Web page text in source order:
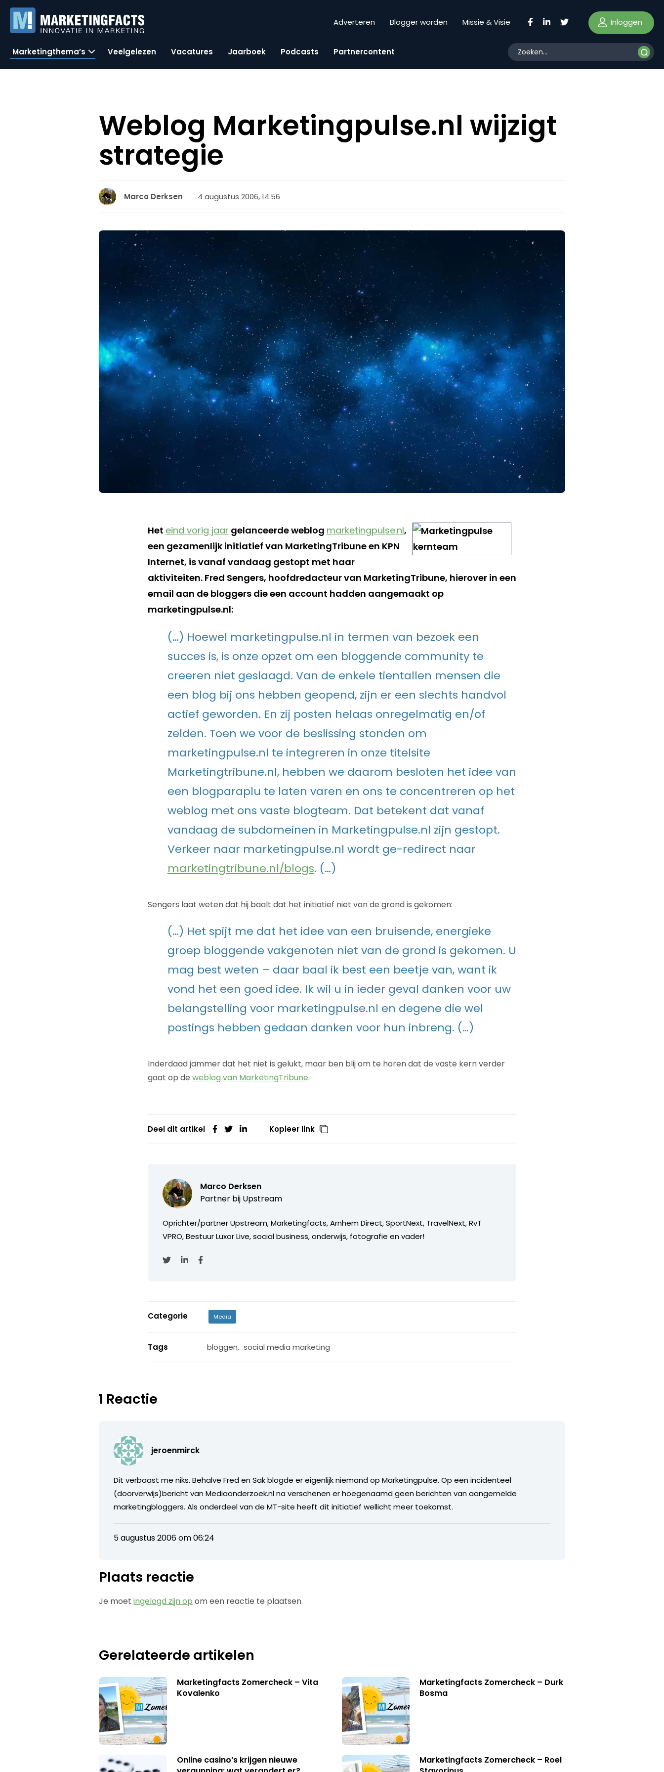
Adverteren Blogger worden Missie & Visie Inloggen
Marketingthema’s Veelgelezen Vacatures Jaarboek Podcasts Partnercontent
Weblog Marketingpulse.nl wijzigt
strategie
Marco Derksen 4 augustus 2006, 14:56
Het eind vorig jaar gelanceerde weblog marketingpulse.nl,
een gezamenlijk initiatief van MarketingTribune en KPN
Internet, is vanaf vandaag gestopt met haar
aktiviteiten. Fred Sengers, hoofdredacteur van MarketingTribune, hierover in een
email aan de bloggers die een account hadden aangemaakt op
marketingpulse.nl:
(…) Hoewel marketingpulse.nl in termen van bezoek een
succes is, is onze opzet om een bloggende community te
creeren niet geslaagd. Van de enkele tientallen mensen die
een blog bij ons hebben geopend, zijn er een slechts handvol
actief geworden. En zij posten helaas onregelmatig en/of
zelden. Toen we voor de beslissing stonden om
marketingpulse.nl te integreren in onze titelsite
Marketingtribune.nl, hebben we daarom besloten het idee van
een blogparaplu te laten varen en ons te concentreren op het
weblog met ons vaste blogteam. Dat betekent dat vanaf
vandaag de subdomeinen in Marketingpulse.nl zijn gestopt.
Verkeer naar marketingpulse.nl wordt ge-redirect naar
marketingtribune.nl/blogs. (…)
Sengers laat weten dat hij baalt dat het initiatief niet van de grond is gekomen:
(…) Het spijt me dat het idee van een bruisende, energieke
groep bloggende vakgenoten niet van de grond is gekomen. U
mag best weten – daar baal ik best een beetje van, want ik
vond het een goed idee. Ik wil u in ieder geval danken voor uw
belangstelling voor marketingpulse.nl en degene die wel
postings hebben gedaan danken voor hun inbreng. (…)
Inderdaad jammer dat het niet is gelukt, maar ben blij om te horen dat de vaste kern verder
gaat op de weblog van MarketingTribune.
Deel dit artikel Kopieer link
Marco Derksen
Partner bij Upstream
Oprichter/partner Upstream, Marketingfacts, Arnhem Direct, SportNext, TravelNext, RvT
VPRO, Bestuur Luxor Live, social business, onderwijs, fotografie en vader!
Categorie Media
Tags bloggen, social media marketing
1 Reactie
jeroenmirck
Dit verbaast me niks. Behalve Fred en Sak blogde er eigenlijk niemand op Marketingpulse. Op een incidenteel
(doorverwijs)bericht van Mediaonderzoek.nl na verschenen er hoegenaamd geen berichten van aangemelde
marketingbloggers. Als onderdeel van de MT-site heeft dit initiatief wellicht meer toekomst.
5 augustus 2006 om 06:24
Plaats reactie
Je moetingelogd zijn op om een reactie te plaatsen.
Gerelateerde artikelen
Marketingfacts Zomercheck – Vita
Kovalenko
Marketingfacts Zomercheck – Durk
Bosma
Online casino’s krijgen nieuwe
Marketingfacts Zomercheck – Roel